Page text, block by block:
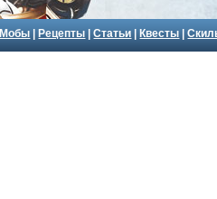
Мобы Рецепты |Статьи Квесты |